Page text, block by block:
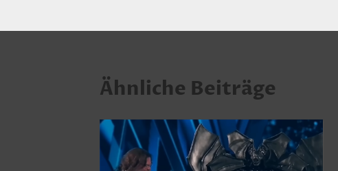
Ähnliche Beiträge